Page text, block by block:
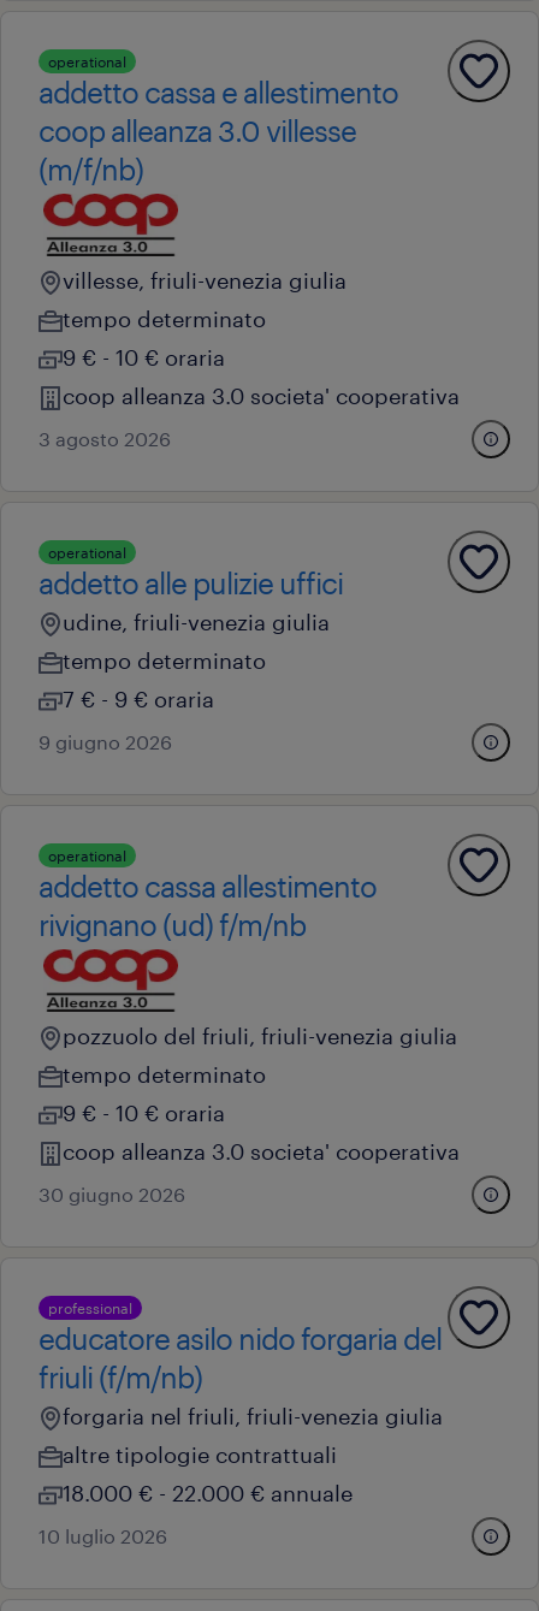
operational
addetto cassa e allestimento
coop alleanza 3.0 villesse
(m/f/nb)
villesse, friuli-venezia giulia
tempo determinato
9 € - 10 € oraria
coop alleanza 3.0 societa' cooperativa
3 agosto 2026
operational
addetto alle pulizie uffici
udine, friuli-venezia giulia
tempo determinato
7 € - 9 € oraria
9 giugno 2026
operational
addetto cassa allestimento
rivignano (ud) f/m/nb
pozzuolo del friuli, friuli-venezia giulia
tempo determinato
9 € - 10 € oraria
coop alleanza 3.0 societa' cooperativa
30 giugno 2026
professional
educatore asilo nido forgaria del
friuli (f/m/nb)
forgaria nel friuli, friuli-venezia giulia
altre tipologie contrattuali
18.000 € - 22.000 € annuale
10 luglio 2026